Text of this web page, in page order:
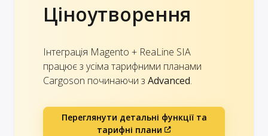
Ціноутворення
Інтеграція Magento + ReaLine SIA
працює з усіма тарифними планами
Cargoson починаючи з Advanced.
Переглянути детальні функції та
тарифні плани